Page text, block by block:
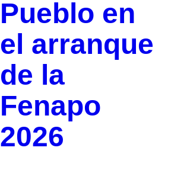
Pueblo en
el arranque
de la
Fenapo
2026